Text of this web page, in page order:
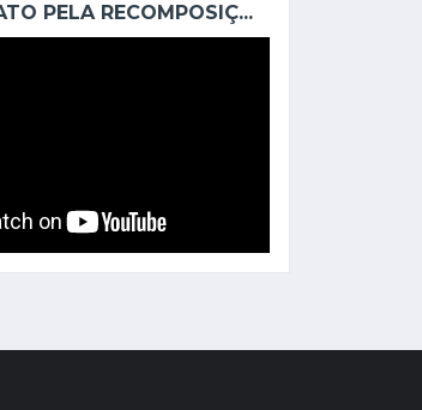
PELA RECOMPOSIÇ...